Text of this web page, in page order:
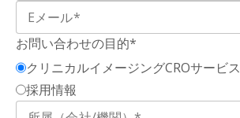
お問い合わせの目的*
クリニカルイメージングCROサービス
採用情報